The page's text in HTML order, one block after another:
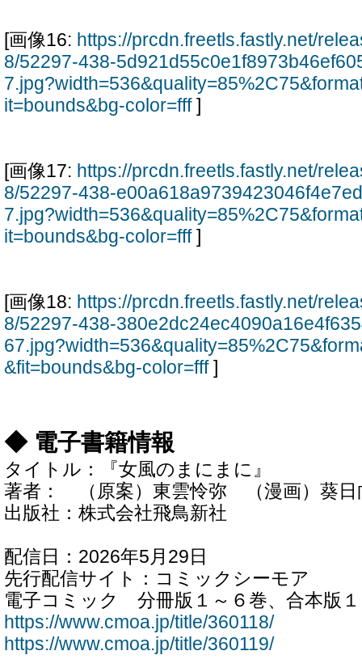
[画像16: https://prcdn.freetls.fastly.net/
8/52297-438-
it=bounds&bg-color=fff]
[画像17: https://prcdn.freetls.fastly.net/
8/52297-438-
it=bounds&bg-color=fff]
[画像18: https://prcdn.freetls.fastly.net/
8/52297-438-
&fit=bounds&bg-color=fff]
◆ 電子書籍情報
タイトル：『女風のまにまに』
著者： （原案）東雲怜弥 （漫画）葵日
出版社：株式会社飛鳥新社
配信日：2026年5月29日
先行配信サイト：コミックシーモア
電子コミック 分冊版１～６巻、合本版
https://www.cmoa.jp/title/360118/
https://www.cmoa.jp/title/360119/